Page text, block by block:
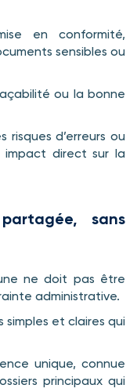
en conformité,
sensibles ou
ou la bonne
d’erreurs ou
impact direct sur la
sans
ne doit pas être
administrative.
simples et claires qui
unique, connue
principaux qui